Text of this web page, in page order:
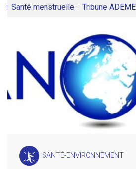
Santé menstruelle Tribune ADEME
SANTÉ-ENVIRONNEMENT